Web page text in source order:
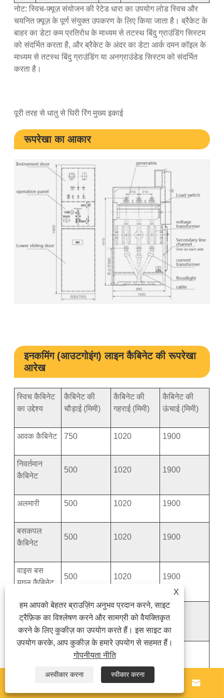
नोट: स्विच-फ़्यूज़ संयोजन की रेटेड धारा का उपयोग लोड स्विच और
चयनित फ़्यूज़ के पूर्ण संयुक्त उपकरण के लिए किया जाता है। ब्रैकेट के
बाहर का डेटा कम प्रतिरोध के माध्यम से तटस्थ बिंदु ग्राउंडिंग सिस्टम
को संदर्भित करता है, और ब्रैकेट के अंदर का डेटा आर्क दमन कॉइल के
माध्यम से तटस्थ बिंदु ग्राउंडिंग या अनग्राउंडेड सिस्टम को संदर्भित
करता है।
पूरी तरह से धातु से घिरी रिंग मुख्य इकाई
रूपरेखा का आकार
इनकमिंग (आउटगोइंग) लाइन कैबिनेट की रूपरेखा
आरेख
स्विच कैबिनेट
का उद्देश्य
कैबिनेट की
चौड़ाई (मिमी)
कैबिनेट की
गहराई (मिमी)
कैबिनेट की
ऊंचाई (मिमी)
आवक कैबिनेट 750 1020 1900
निवर्तमान
कैबिनेट
500 1020 1900
अलमारी 500 1020 1900
बसकपल
कैबिनेट
500 1020 1900
वाइस बस
युगल कैबिनेट
500 1020 1900
बस संक्रमण
कैबिनेट
500 1020 1900
1120
 
X
हम आपको बेहतर ब्राउज़िंग अनुभव प्रदान करने, साइट
ट्रैफ़िक का विश्लेषण करने और सामग्री को वैयक्तिकृत
करने के लिए कुकीज़ का उपयोग करते हैं। इस साइट का
उपयोग करके, आप कुकीज़ के हमारे उपयोग से सहमत हैं।
गोपनीयता नीति
अस्वीकार करना स्वीकार करना